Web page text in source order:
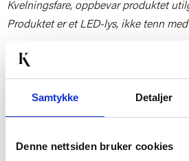
Samtykke Detaljer
Denne nettsiden bruker cookies
Kvelningsfare, oppbevar produktet
Produktet er et LED-lys, ikke tenn
Artikkelnummer:
Materiale:
Høyde:
Last ned bilde